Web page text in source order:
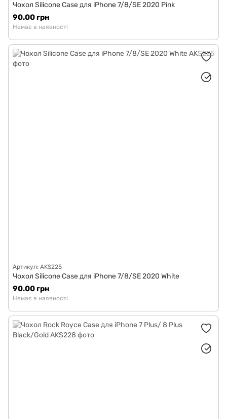
Чохол Silicone Case для iPhone 7/8/SE 2020 Pink
90.00 грн
Немає в наявності
Артикул: AKS225
Чохол Silicone Case для iPhone 7/8/SE 2020 White
90.00 грн
Немає в наявності